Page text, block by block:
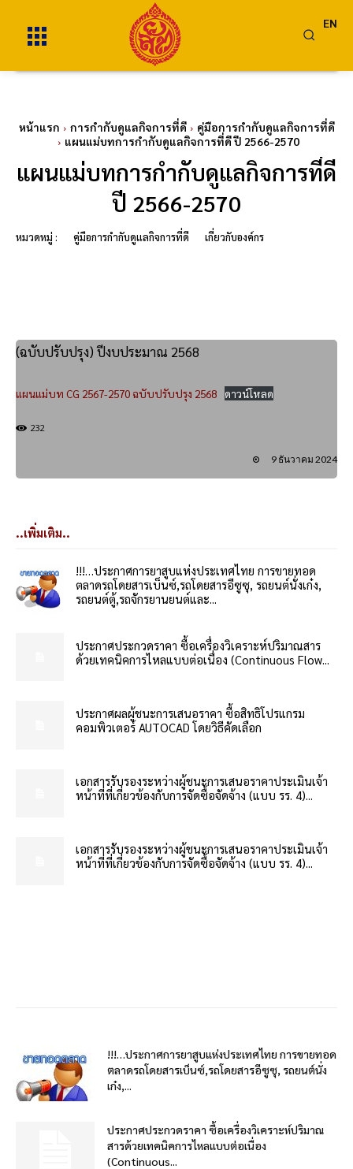
EN
หน้าแรก การกำกับดูแลกิจการที่ดี
คู่มือการกำกับดูแลกิจการที่ดี
แผนแม่บทการกำกับดูแลกิจการที่ดี ปี 2566-2570
แผนแม่บทการกำกับดูแลกิจการที่ดี
ปี 2566-2570
หมวดหมู่ : คู่มือการกำกับดูแลกิจการที่ดี เกี่ยวกับองค์กร
(ฉบับปรับปรุง) ปีงบประมาณ 2568
แผนแม่บท CG 2567-2570 ฉบับปรับปรุง 2568 ดาวน์โหลด
232
9 ธันวาคม 2024
..เพิ่มเติม..
!!!…ประกาศการยาสูบแห่งประเทศไทย การขายทอด
ตลาดรถโดยสารเบ็นซ์,รถโดยสารอีซูซุ, รถยนต์นั่งเก๋ง,
รถยนต์ตู้,รถจักรยานยนต์และ...
ประกาศประกวดราคา ซื้อเครื่องวิเคราะห์ปริมาณสาร
ด้วยเทคนิคการไหลแบบต่อเนื่อง (Continuous Flow...
ประกาศผลผู้ชนะการเสนอราคา ซื้อสิทธิโปรแกรม
คอมพิวเตอร์ AUTOCAD โดยวิธีคัดเลือก
เอกสารรับรองระหว่างผู้ชนะการเสนอราคาประเมินเจ้า
หน้าที่ที่เกี่ยวข้องกับการจัดซื้อจัดจ้าง (แบบ รร. 4)...
เอกสารรับรองระหว่างผู้ชนะการเสนอราคาประเมินเจ้า
หน้าที่ที่เกี่ยวข้องกับการจัดซื้อจัดจ้าง (แบบ รร. 4)...
!!!…ประกาศการยาสูบแห่งประเทศไทย การขายทอด
ตลาดรถโดยสารเบ็นซ์,รถโดยสารอีซูซุ, รถยนต์นั่ง
เก๋ง,...
ประกาศประกวดราคา ซื้อเครื่องวิเคราะห์ปริมาณ
สารด้วยเทคนิคการไหลแบบต่อเนื่อง
(Continuous...